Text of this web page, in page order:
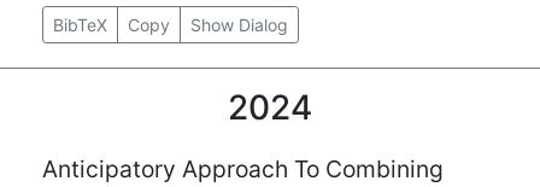
BibTeX Copy Show Dialog
2024
Anticipatory Approach To Combining